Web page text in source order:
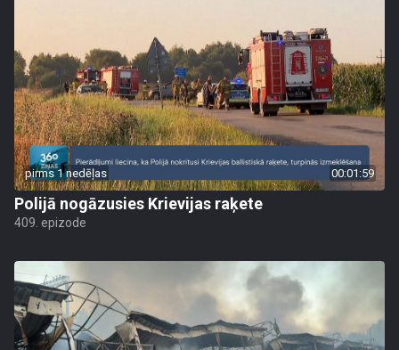
pirms 1 nedēļas 00:01:59
Polijā nogāzusies Krievijas raķete
409. epizode